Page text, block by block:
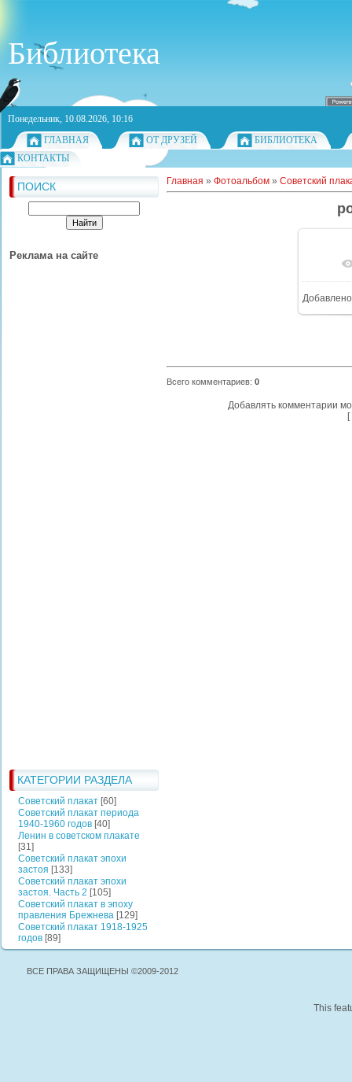
Библиотека
Понедельник, 10.08.2026, 10:16
ГЛАВНАЯ
ОТ ДРУЗЕЙ
БИБЛИОТЕКА
КОНТАКТЫ
ПОИСК
Реклама на сайте
КАТЕГОРИИ РАЗДЕЛА
Советский плакат [60]
Советский плакат периода
1940-1960 годов [40]
Ленин в советском плакате
[31]
Советский плакат эпохи
застоя [133]
Советский плакат эпохи
застоя. Часть 2 [105]
Советский плакат в эпоху
правления Брежнева [129]
Советский плакат 1918-1925
годов [89]
Главная » Фотоальбом » Советский
Добавлено
Всего комментариев: 0
Добавлять комментарии
[
ВСЕ ПРАВА ЗАЩИЩЕНЫ ©2009-2012
This